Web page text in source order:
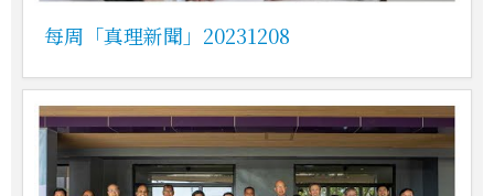
每周「真理新聞」20231208